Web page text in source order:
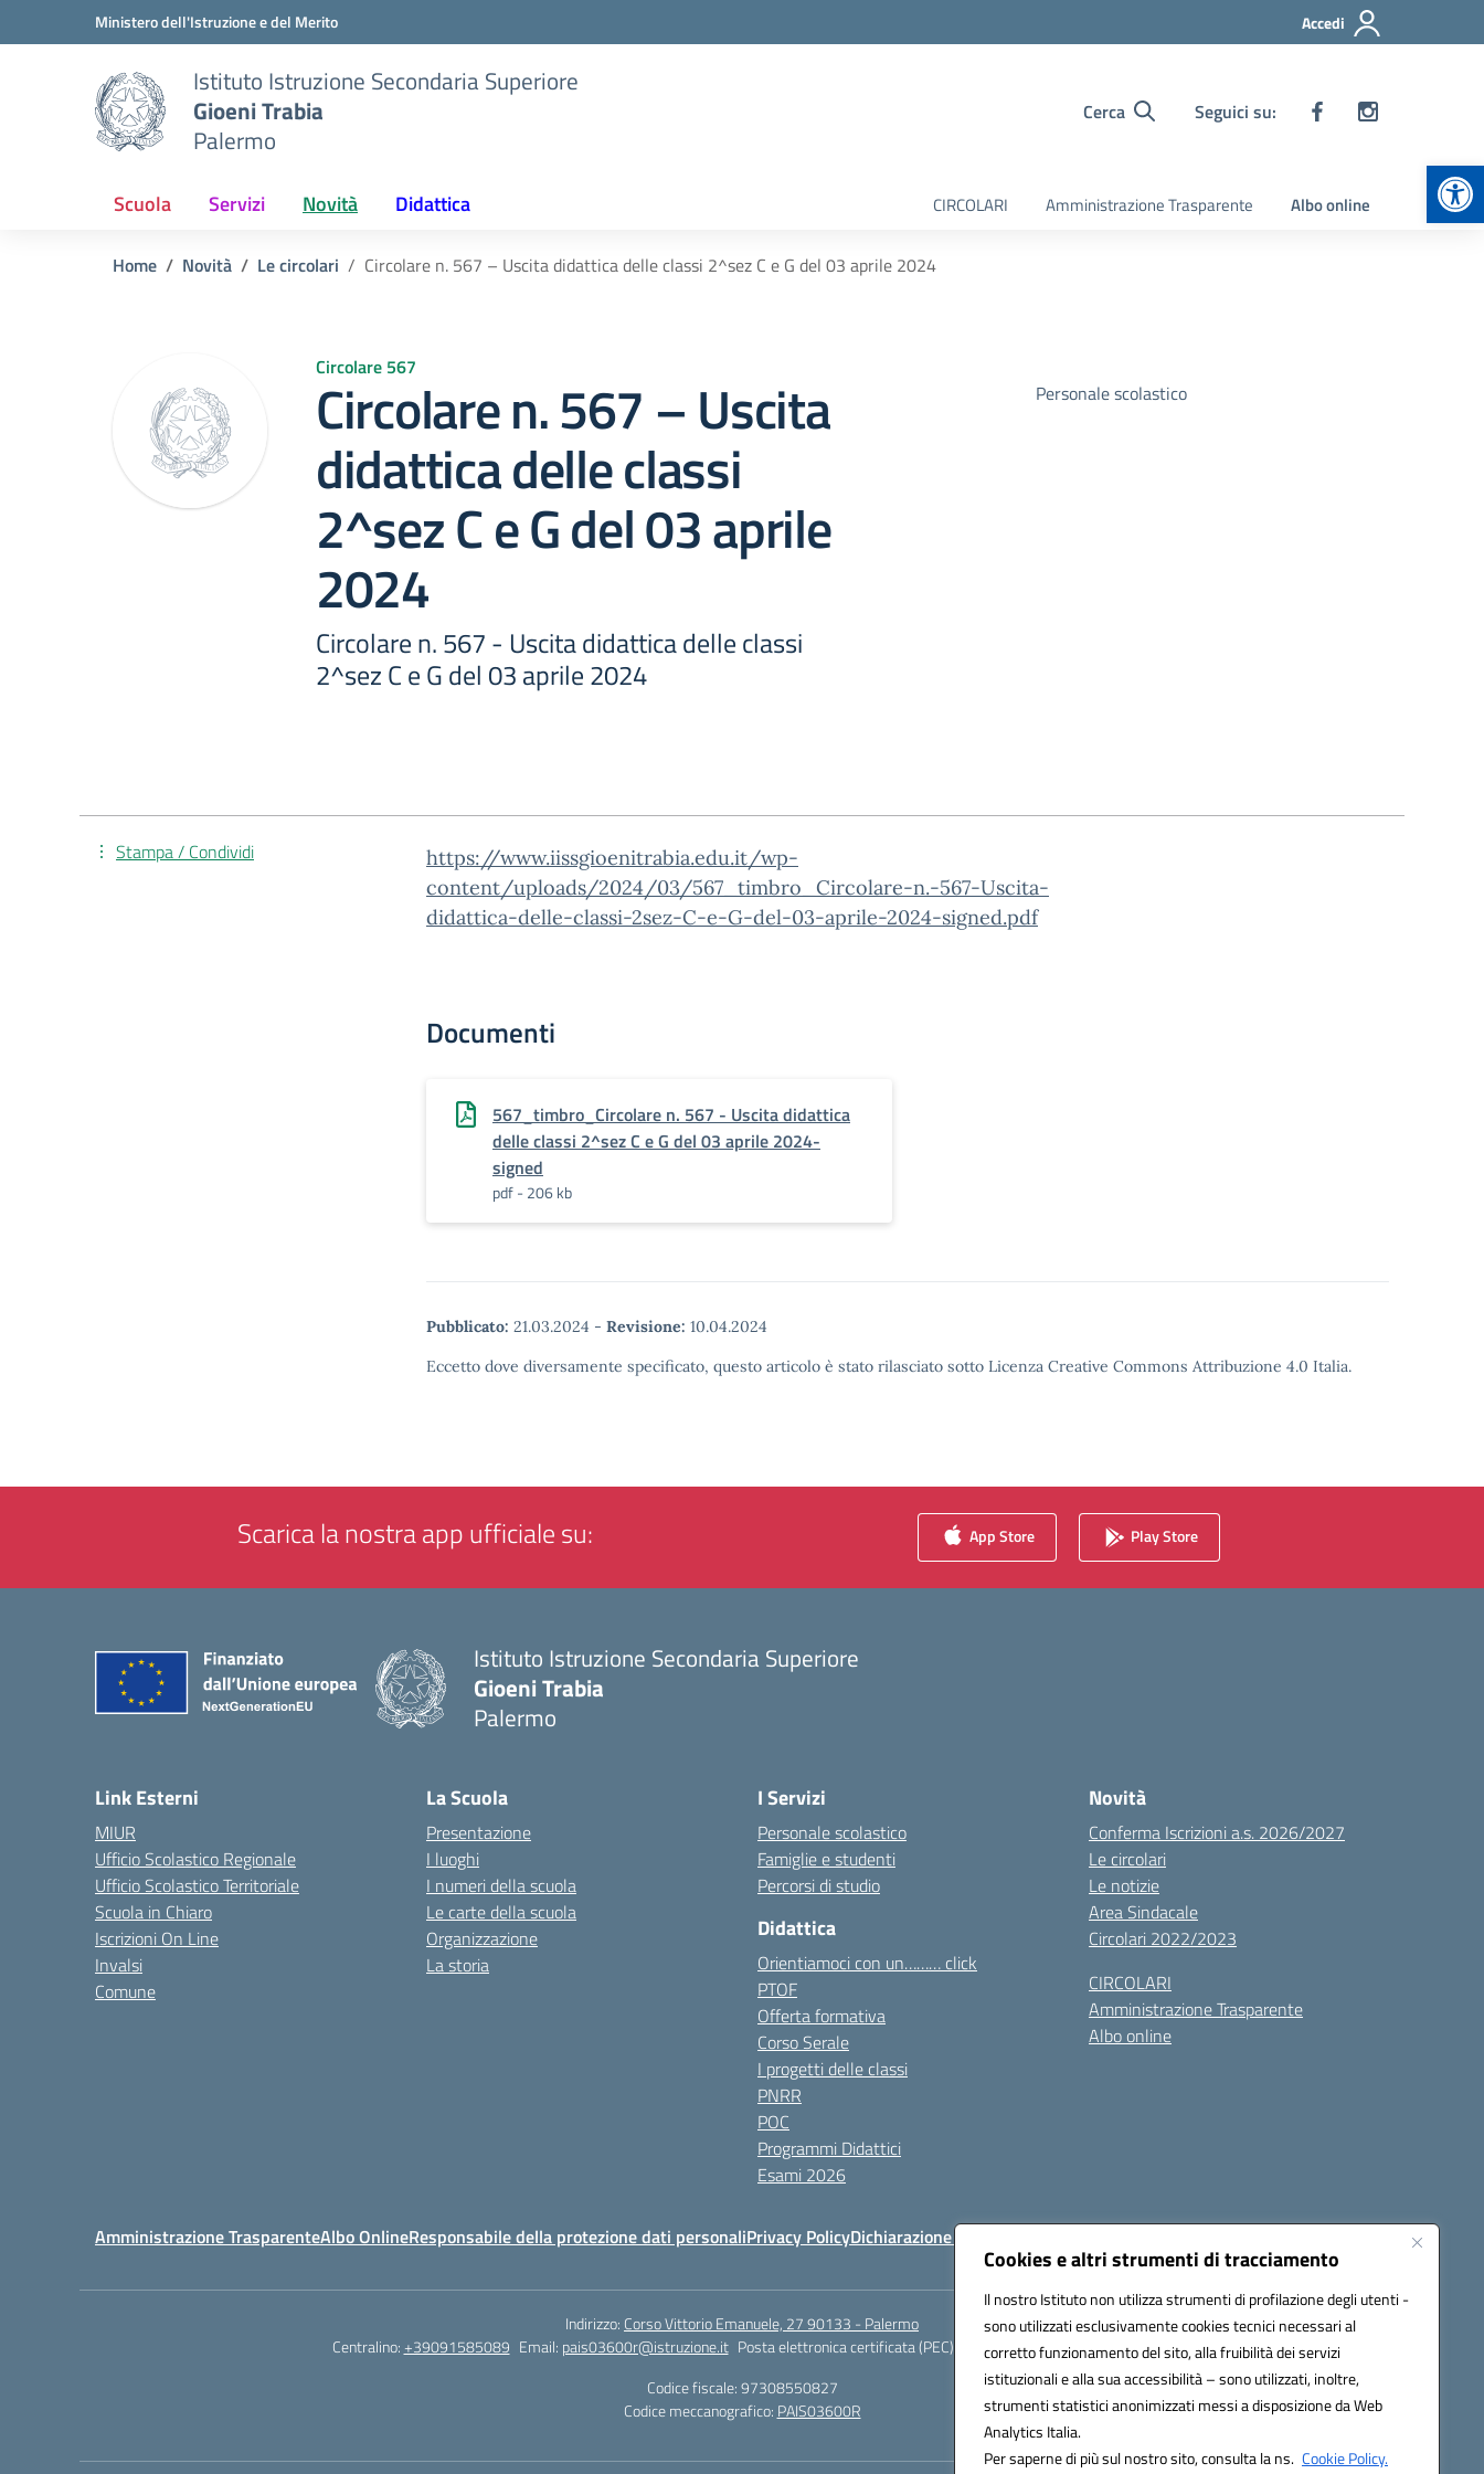
Cookies e altri strumenti di tracciamento
Il nostro Istituto non utilizza strumenti di profilazione degli utenti -
sono utilizzati esclusivamente cookies tecnici necessari al
corretto funzionamento del sito, alla fruibilità dei servizi
istituzionali e alla sua accessibilità – sono utilizzati, inoltre,
strumenti statistici anonimizzati messi a disposizione da Web
Analytics Italia.
Per saperne di più sul nostro sito, consulta la ns. Cookie Policy.
Vai ai contenuti
Vai al menu di navigazioneMinistero dell'Istruzione e del Merito Accedi
Istituto Istruzione Secondaria Superiore
Gioeni Trabia
Palermo
Cerca Seguici su:
Scuola Servizi Novità Didattica CIRCOLARI Amministrazione Trasparente Albo online
Home Novità Le circolari Circolare n. 567 – Uscita didattica delle classi 2^sez C e G del 03 aprile 2024
Circolare 567
Circolare n. 567 – Uscita
didattica delle classi
2^sez C e G del 03 aprile
2024
Circolare n. 567 - Uscita didattica delle classi
2^sez C e G del 03 aprile 2024
Personale scolastico
https://www.iissgioenitrabia.edu.it/wp-
content/uploads/2024/03/567_timbro_Circolare-n.-567-Uscita-
didattica-delle-classi-2sez-C-e-G-del-03-aprile-2024-signed.pdf
Documenti
567_timbro_Circolare n. 567 - Uscita didattica
delle classi 2^sez C e G del 03 aprile 2024-
signed
pdf - 206 kb
Pubblicato: 21.03.2024 - Revisione: 10.04.2024
Eccetto dove diversamente specificato, questo articolo è stato rilasciato sotto Licenza Creative Commons Attribuzione 4.0 Italia.
Stampa / Condividi
Scarica la nostra app ufficiale su: App Store Play Store
Istituto Istruzione Secondaria Superiore
Gioeni Trabia
Palermo
Link Esterni
MIUR
Ufficio Scolastico Regionale
Ufficio Scolastico Territoriale
Scuola in Chiaro
Iscrizioni On Line
Invalsi
Comune
La Scuola
Presentazione
I luoghi
I numeri della scuola
Le carte della scuola
Organizzazione
La storia
I Servizi
Personale scolastico
Famiglie e studenti
Percorsi di studio
Didattica
Orientiamoci con un……… click
PTOF
Offerta formativa
Corso Serale
I progetti delle classi
PNRR
POC
Programmi Didattici
Esami 2026
Novità
Conferma Iscrizioni a.s. 2026/2027
Le circolari
Le notizie
Area Sindacale
Circolari 2022/2023
CIRCOLARI
Amministrazione Trasparente
Albo online
Amministrazione TrasparenteAlbo OnlineResponsabile della protezione dati personaliPrivacy PolicyDichiarazione di accessibilità Seguici su:
Indirizzo: Corso Vittorio Emanuele, 27 90133 - Palermo
Centralino:+39091585089 Email: pais03600r@istruzione.it Posta elettronica certificata (PEC):
pais03600r@pec.istruzione.it
Codice fiscale: 97308550827
Codice meccanografico: PAIS03600R